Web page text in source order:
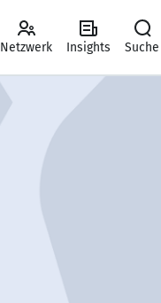
Netzwerk Insights Suche